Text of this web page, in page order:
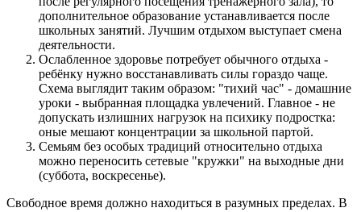
дополнительное образование устанавливается после
школьных занятий. Лучшим отдыхом выступает смена
деятельности.
Ослабленное здоровье потребует обычного отдыха -
ребёнку нужно восстанавливать силы гораздо чаще.
Схема выглядит таким образом: "тихий час" - домашние
уроки - выбранная площадка увлечений. Главное - не
допускать излишних нагрузок на психику подростка:
оные мешают концентрации за школьной партой.
Семьям без особых традиций относительно отдыха
можно переносить сетевые "кружки" на выходные дни
(суббота, воскресенье).
Свободное время должно находиться в разумных пределах. В